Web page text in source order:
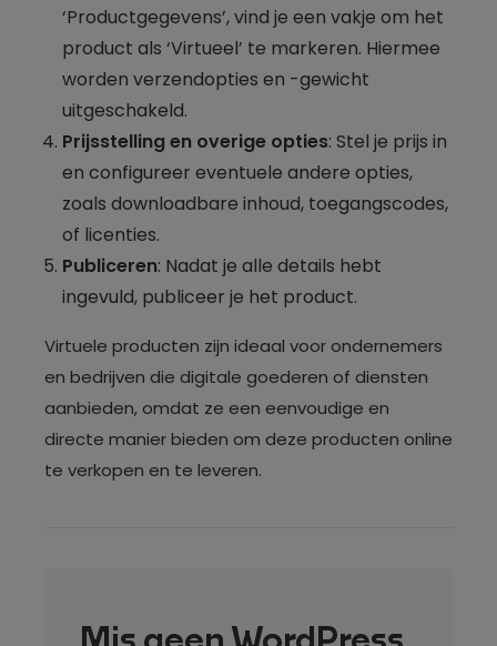
‘Productgegevens’, vind je een vakje om het
product als ‘Virtueel’ te markeren. Hiermee
worden verzendopties en -gewicht
uitgeschakeld.
Prijsstelling en overige opties: Stel je prijs in
en configureer eventuele andere opties,
zoals downloadbare inhoud, toegangscodes,
of licenties.
Publiceren: Nadat je alle details hebt
ingevuld, publiceer je het product.
Virtuele producten zijn ideaal voor ondernemers
en bedrijven die digitale goederen of diensten
aanbieden, omdat ze een eenvoudige en
directe manier bieden om deze producten online
te verkopen en te leveren.